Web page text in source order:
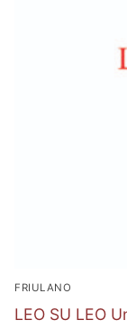
FRIULANO
LEO SU LEO